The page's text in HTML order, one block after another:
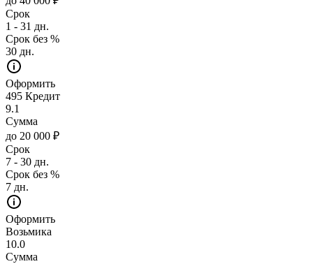
Срок
1 - 31 дн.
Срок без %
30 дн.
Оформить
495 Кредит
9.1
Сумма
до 20 000 ₽
Срок
7 - 30 дн.
Срок без %
7 дн.
Оформить
Возьмика
10.0
Сумма